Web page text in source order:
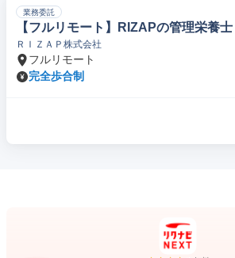
業務委託
【フルリモート】RIZAPの管理栄養
ＲＩＺＡＰ株式会社
フルリモート
完全歩合制